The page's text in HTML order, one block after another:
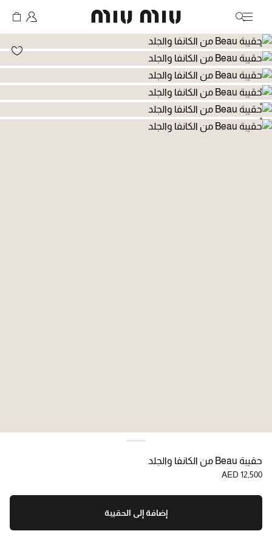
MiuMiu logo
انتقال إلى الصورة 1
انتقال إلى الصورة 2
انتقال إلى الصورة 3
انتقال إلى الصورة 4
انتقال إلى الصورة 5
انتقال إلى الصورة 6
انتقال إلى الصورة 7
حقيبة Beau من الكانفا والجلد
AED 12,500
إضافة إلى الحقيبة